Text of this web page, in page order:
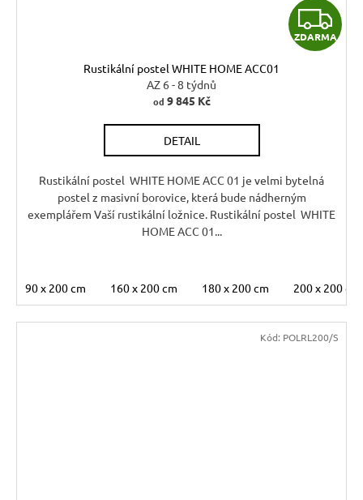
Z
D
ZDARMA
Rustikální postel WHITE HOME ACC01
AZ 6 - 8 týdnů
od 9 845 Kč
DETAIL
Rustikální postel WHITE HOME ACC 01 je velmi bytelná
postel z masivní borovice, která bude nádherným
exemplářem Vaší rustikální ložnice. Rustikální postel WHITE
HOME ACC 01...
90 x 200 cm 160 x 200 cm 180 x 200 cm 200 x 200 cm
Kód: POLRL200/S